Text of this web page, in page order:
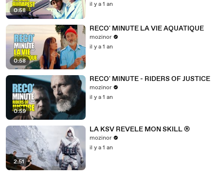
0:58
il y a 1 an
0:58
RECO' MINUTE LA VIE AQUATIQUE
mozinor
il y a 1 an
0:59
RECO' MINUTE - RIDERS OF JUSTICE
mozinor
il y a 1 an
2:51
LA KSV REVELE MON SKILL ®
mozinor
il y a 1 an